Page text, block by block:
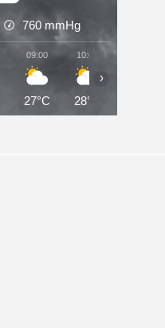
760 mmHg
09:00
27°C
10:00
28°C
›